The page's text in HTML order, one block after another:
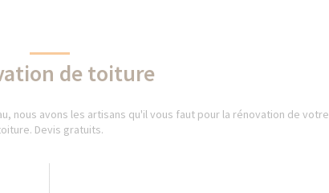
de toiture
nous avons les artisans qu'il vous faut pour la rénovation de votre
Devis gratuits.